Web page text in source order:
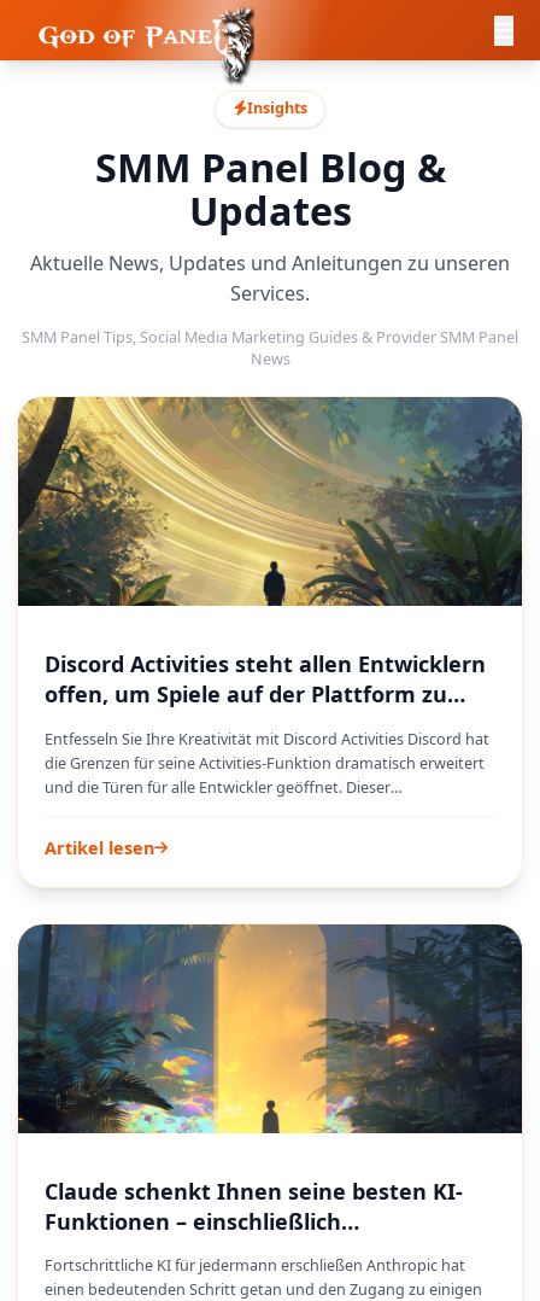
Insights
SMM Panel Blog &
Updates
Aktuelle News, Updates und Anleitungen zu unseren
Services.
SMM Panel Tips, Social Media Marketing Guides & Provider SMM Panel
News
Discord Activities steht allen Entwicklern
offen, um Spiele auf der Plattform zu
Entfesseln Sie Ihre Kreativität mit Discord Activities Discord hat
die Grenzen für seine Activities-Funktion dramatisch erweitert
und die Türen für alle Entwickler geöffnet. Dieser
interaktiven Inhalten direkt auf Discord jetzt für ein viel
breiteres Publikum Realität ist. Stellen Sie sich vor, Sie springen
ohne zusätzliche Downloads oder komplizierte Setups. Discord
Activities wurde entwickelt, um diese gemeinsamen Erlebnisse
zum Leben zu erwecken und Ihre Sprachanrufe in dynamische
Zentren für Unterhaltung und Zusammenarbeit zu
verwandeln.
Artikel lesen
Claude schenkt Ihnen seine besten KI-
Funktionen – einschließlich
kostenlos
Fortschrittliche KI für jedermann erschließen Anthropic hat
einen bedeutenden Schritt getan und den Zugang zu einigen